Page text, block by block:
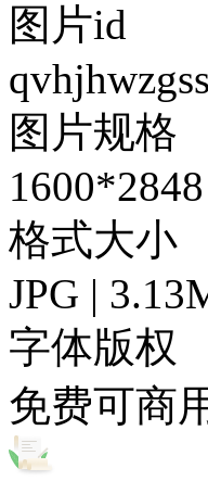
图片id
qvhjhwzgss
图片规格
格式大小
JPG |
字体版权
免费可商